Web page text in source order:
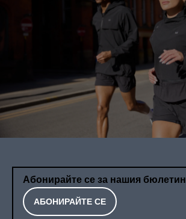
Абонирайте се за нашия бюлетин
АБОНИРАЙТЕ СЕ